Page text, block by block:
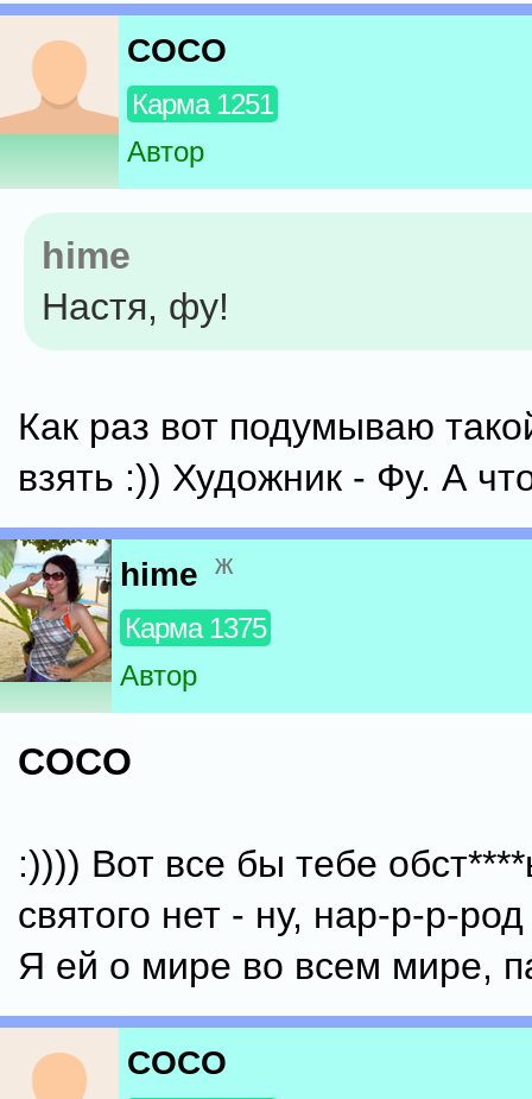
COCO
Карма 1251
Автор
hime
Настя, фу!
Как раз вот подумываю
взять :)) Художник - Фу. А
hime ж
Карма 1375
Автор
COCO
:)))) Вот все бы тебе
святого нет - ну, нар-р-р-
Я ей о мире во всем мире,
COCO